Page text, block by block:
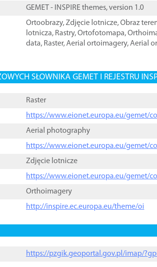
GEMET - INSPIRE themes, version 1.0
Ortoobrazy,Zdjęcie lotnicze,Obraz
lotnicza, Rastry,Ortofotomapa,
data, Raster,Aerial ortoimagery,Aerial
SŁOWNIKA GEMET I REJESTRU
Raster
https://www.eionet.europa.eu/gemet/
Aerial photography
https://www.eionet.europa.eu/gemet/
Zdjęcie lotnicze
https://www.eionet.europa.eu/gemet/
Orthoimagery
http://inspire.ec.europa.eu/theme/oi
https://pzgik.geoportal.gov.pl/imap/